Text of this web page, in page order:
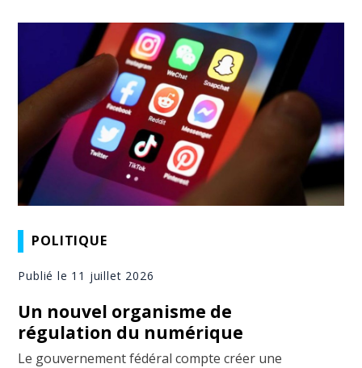
POLITIQUE
Publié le 11 juillet 2026
Un nouvel organisme de
régulation du numérique
Le gouvernement fédéral compte créer une